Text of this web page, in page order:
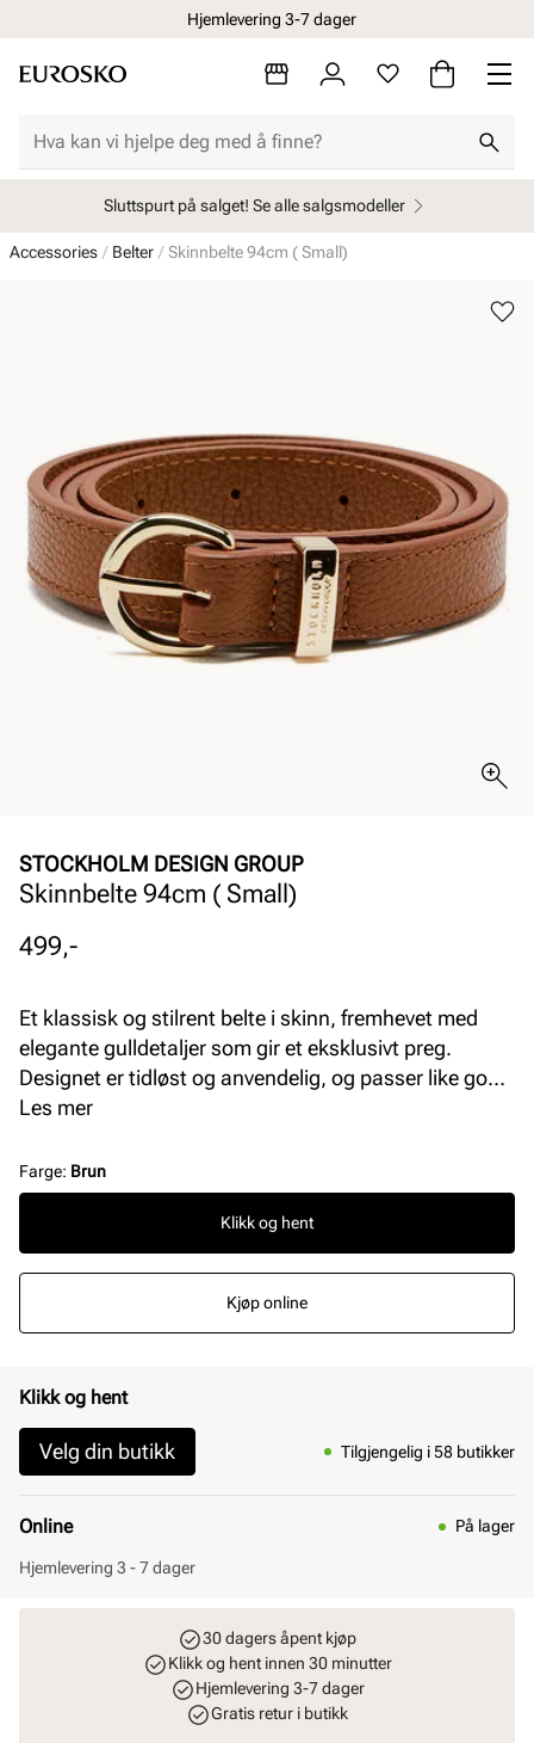
Hjemlevering 3-7 dager
Sluttspurt på salget! Se alle salgsmodeller
Accessories Belter Skinnbelte 94cm ( Small)
STOCKHOLM DESIGN GROUP
Skinnbelte 94cm ( Small)
Pris
499,-
Et klassisk og stilrent belte i skinn, fremhevet med
elegante gulldetaljer som gir et eksklusivt preg.
Designet er tidløst og anvendelig, og passer like godt
til både hverdagsantrekk og mer pyntede looks.Et
og kvalitet. Størrelsen på belte er 94 cm.
Les mer
Farge: Brun
Klikk og hent
Kjøp online
Klikk og hent
Velg din butikk Tilgjengelig i 58 butikker
Online På lager
Hjemlevering 3 - 7 dager
30 dagers åpent kjøp
Klikk og hent innen 30 minutter
Hjemlevering 3-7 dager
Gratis retur i butikk